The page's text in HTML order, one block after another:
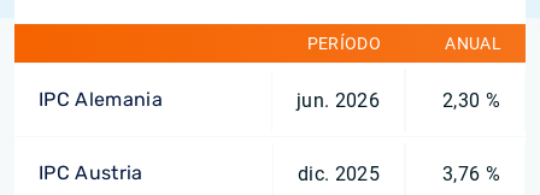
PERÍODO ANUAL
IPC Alemania jun. 2026 2,30 %
IPC Austria dic. 2025 3,76 %